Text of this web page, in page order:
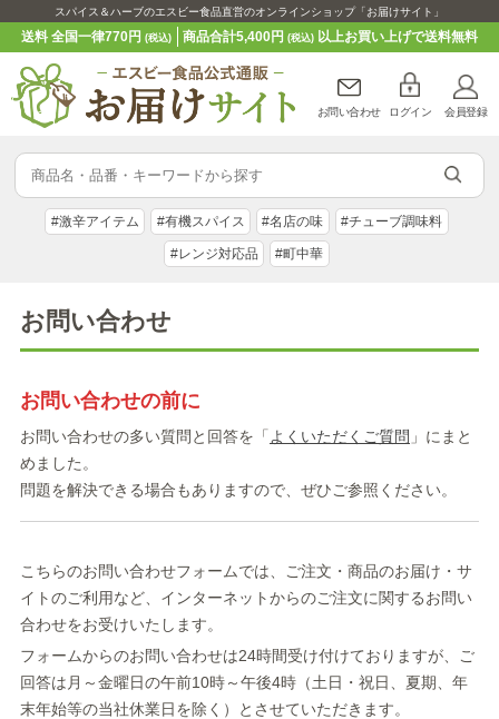
スパイス＆ハーブのエスビー食品直営のオンラインショップ「お届けサイト」
送料 全国一律770円(税込) 商品合計5,400円 (税込)以上お買い上げで送料無料
お問い合わせ ログイン 会員登録
#激辛アイテム #有機スパイス #名店の味 #チューブ調味料
#レンジ対応品 #町中華
お問い合わせ
お問い合わせの前に
お問い合わせの多い質問と回答を「 よくいただくご質問 」にまと
めました。
問題を解決できる場合もありますので、ぜひご参照ください。
こちらのお問い合わせフォームでは、ご注文・商品のお届け・サ
イトのご利用など、インターネットからのご注文に関するお問い
合わせをお受けいたします。
フォームからのお問い合わせは24時間受け付けておりますが、ご
回答は月～金曜日の午前10時～午後4時（土日・祝日、夏期、年
末年始等の当社休業日を除く）とさせていただきます。